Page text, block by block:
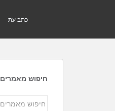
כתב עת
חיפוש מאמרים